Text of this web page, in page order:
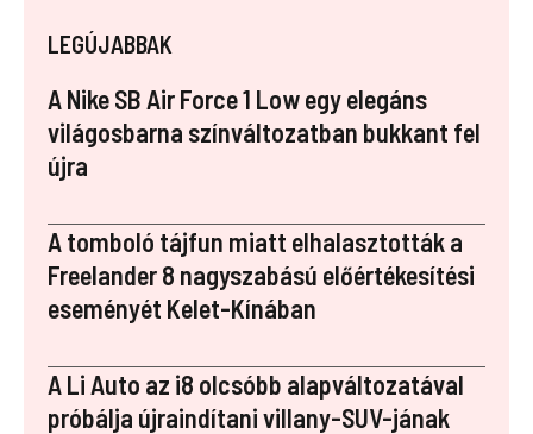
ce
b
o
o
k
er
es
t r dI
n
a
p
LEGÚJABBAK
A Nike SB Air Force 1 Low egy elegáns
világosbarna színváltozatban bukkant fel
újra
A tomboló tájfun miatt elhalasztották a
Freelander 8 nagyszabású előértékesítési
eseményét Kelet-Kínában
A Li Auto az i8 olcsóbb alapváltozatával
próbálja újraindítani villany-SUV-jának